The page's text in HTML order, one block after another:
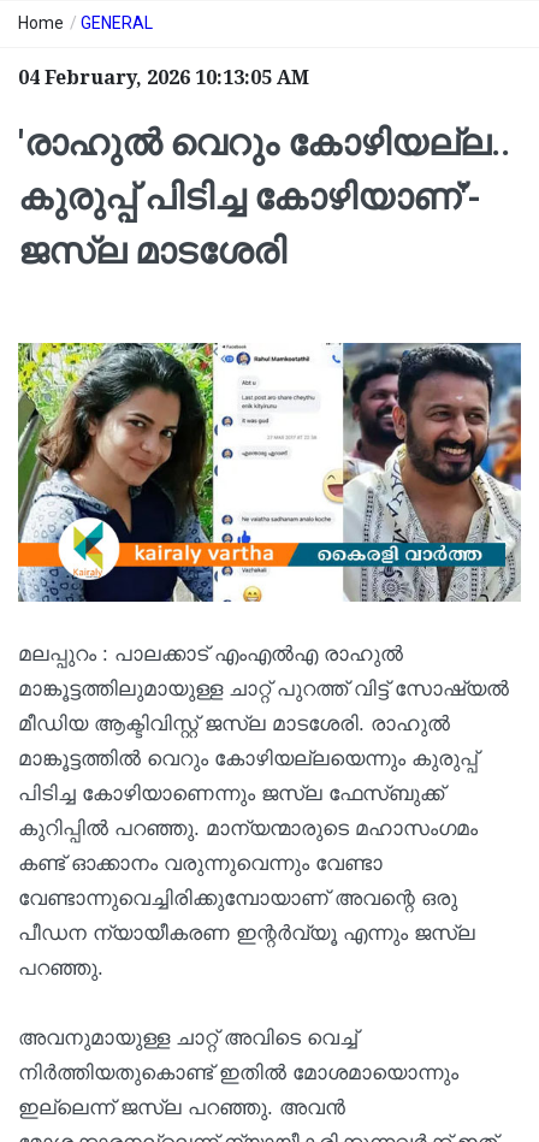
Home / GENERAL
04 February, 2026 10:13:05 AM
'രാഹുല്‍ വെറും കോഴിയല്ല..
കുരുപ്പ് പിടിച്ച കോഴിയാണ്'-
ജസ്ല മാടശേരി
മലപ്പുറം : പാലക്കാട് എംഎൽഎ രാഹുൽ
മാങ്കൂട്ടത്തിലുമായുള്ള ചാറ്റ് പുറത്ത് വിട്ട് സോഷ്യൽ
മീഡിയ ആക്ടിവിസ്റ്റ് ജസ്‌ല മാടശേരി. രാഹുൽ
മാങ്കൂട്ടത്തിൽ വെറും കോഴിയല്ലയെന്നും കുരുപ്പ്
പിടിച്ച കോഴിയാണെന്നും ജസ്‌ല ഫേസ്ബുക്ക്
കുറിപ്പിൽ പറഞ്ഞു. മാന്യന്മാരുടെ മഹാസംഗമം
കണ്ട് ഓക്കാനം വരുന്നുവെന്നും വേണ്ടാ
വേണ്ടാന്നുവെച്ചിരിക്കുമ്പോയാണ് അവന്റെ ഒരു
പീഡന ന്യായീകരണ ഇന്റർവ്യൂ എന്നും ജസ്‌ല
പറഞ്ഞു.
അവനുമായുള്ള ചാറ്റ് അവിടെ വെച്ച്
നിർത്തിയതുകൊണ്ട് ഇതിൽ മോശമായൊന്നും
ഇല്ലെന്ന് ജസ്‌ല പറഞ്ഞു. അവൻ